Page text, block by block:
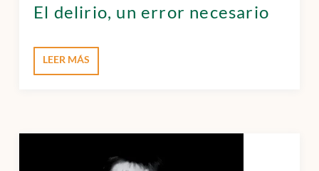
El delirio, un error necesario
LEER MÁS